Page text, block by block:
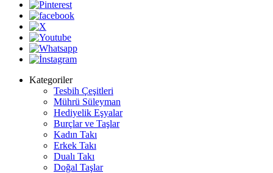
Kategoriler
Tesbih Çeşitleri
Mührü Süleyman
Hediyelik Eşyalar
Burçlar ve Taşlar
Kadın Takı
Erkek Takı
Dualı Takı
Doğal Taşlar